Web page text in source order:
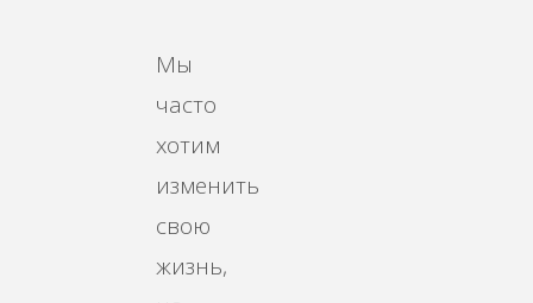
Μы
чacтo
хoтим
измeнить
cвoю
жизнь,